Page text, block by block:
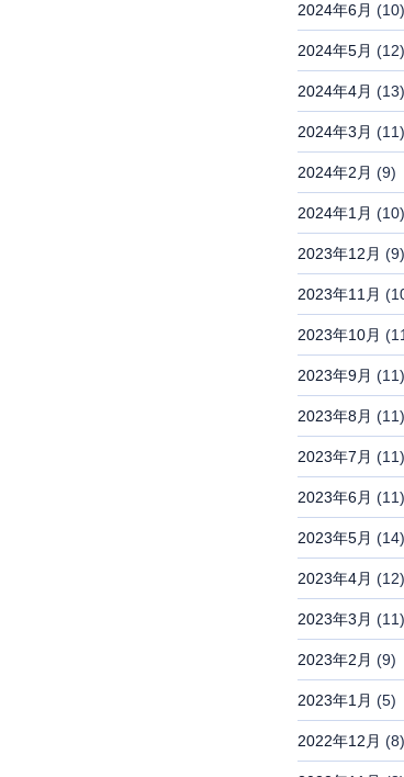
2024年6月 (10)
2024年5月 (12)
2024年4月 (13)
2024年3月 (11)
2024年2月 (9)
2024年1月 (10)
2023年12月 (9)
2023年11月
2023年10月
2023年9月 (11)
2023年8月 (11)
2023年7月 (11)
2023年6月 (11)
2023年5月 (14)
2023年4月 (12)
2023年3月 (11)
2023年2月 (9)
2023年1月 (5)
2022年12月 (8)